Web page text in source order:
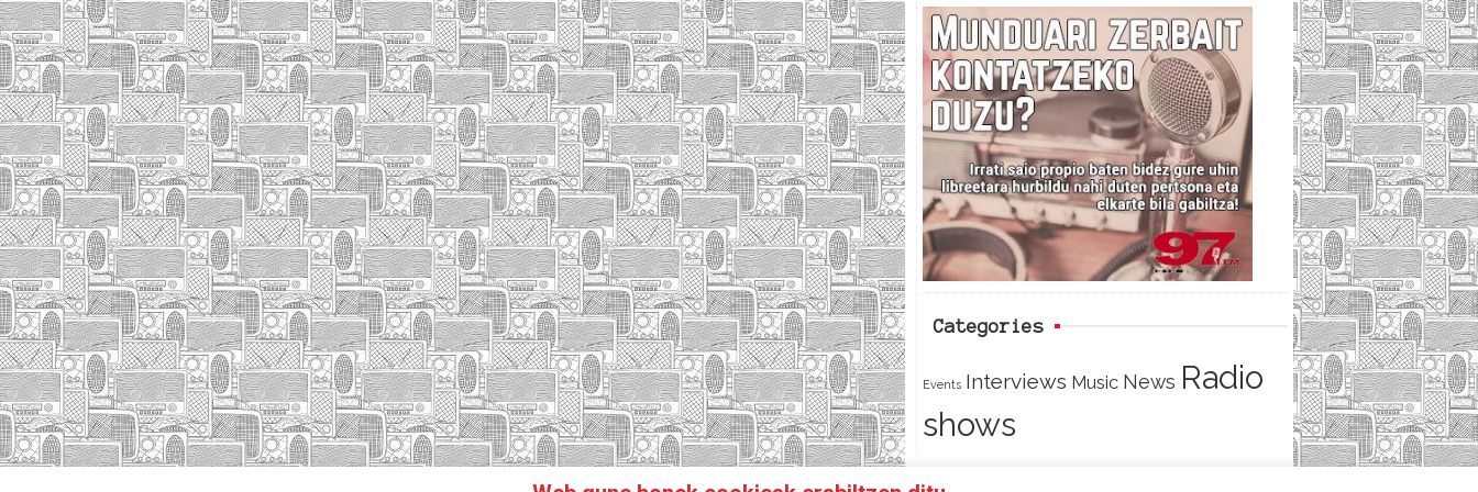
c
e
b
o
o
i
t
t
e
r
e
d
Categories
Events Interviews Music News Radio
shows